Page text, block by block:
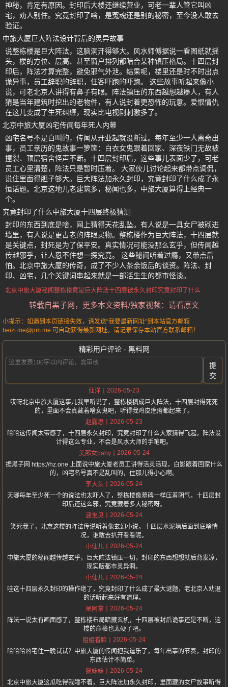
神秘，肯定有原因。封印后大楼还继续营业，可老一辈人管它叫凶
宅，劝人别住。究竟封印了啥，是冤魂还是别的秘密，至今没人敢去
验证。
中旅大厦巨大阵法设计背后的灵异故事
说整栋楼是巨大阵法，这脑洞开得够大。风水师傅据说一看图纸就摇
头，楼的方位、层高、甚至窗户排列都暗合某种镇压格局。十四层封
印后，阵法才算完整，避免邪气外泄。结果呢，楼里还是时不时出点
诡异事，员工辞职的辞职，住客吓跑的吓跑。 这些故事听起来像小
说，可老北京人讲得有鼻子有眼。阵法镇压的东西越想越瘆人，有人
猜是当年建筑时挖出的老物件，有人说封着更恐怖的玩意。爱恨情仇
在这儿变成了生死纠缠，现实比电视剧刺激多了。
北京中旅大厦凶宅传闻每年死人内幕
凶宅名号不是白叫的，传闻从开业起就没断过。每年至少一人离奇出
事，员工亲历的鬼故事一箩筐：白衣女鬼跟着回家、深夜铁门无故被
撞裂、顶层宿舍怪声不断。十四层封印后，这些事儿表面少了，可老
员工心里清楚，阵法只是暂时压着。 大家伙儿讨论起来都带点调侃，
说住里面得胆子够大。巨大阵法加永久封印，究竟封印了什么成了永
恒话题。北京这地儿老建筑多，秘闻也多，中旅大厦算得上经典一
个。
究竟封印了什么中旅大厦十四层终极猜测
封印的东西到底是啥，网上猜得天花乱坠。有人说是一具女尸被砌进
墙里，有人说是更古老的阵眼灵物。整栋楼作为巨大阵法，十四层就
是关键点，封死是为了保平安。真实情况可能没那么玄乎，但传闻越
传越邪乎，让人忍不住想一探究竟。 这些秘闻听着过瘾，又带点后
怕。北京中旅大厦的传奇，成了不少人茶余饭后的谈资。阵法、封
印、凶宅，几个关键词串起来就是一部活生生的都市怪谈。
北京中旅大厦秘闻整栋楼竟是巨大阵法十四层被永久封印究竟封印了什么
转载自黑子网，更多本文资料/独家视频：请看原文
小提示：如遇到本页链接失效，请发送“我要最新网址”到本站官方邮箱
heizi.me@pm.me 可自动获得最新网址。请记录保存本站官方联系邮箱！
精彩用户评论 - 黑料网
提
交
仙洋
2026-05-23
哎呀北京中旅大厦这事儿我早听说了，整栋楼搞成巨大阵法，十四层封得死死
的，里面不会真藏着啥女鬼吧，听得我鸡皮疙瘩都起来了。
赵露思
2026-05-23
哈哈这传闻太带感了，十四层永久封印，究竟封印了什么大家猜得飞起，阵法设
计得这么专业，不会是风水大师的手笔吧。
美邵女baby
2026-05-24
据黑子网 https://hz.one 上面说中旅大厦老员工讲得活灵活现，白影跟着回家什么
的，凶宅名号真不是乱叫的，住那儿得小心啊。
李大头
2026-05-24
天哪每年至少死一个的说法也太吓人了，整栋楼像墓碑一样压着阴气，十四层封
印后还这么邪，究竟藏着多大秘密呀。
涵宝贝
2026-05-24
笑死我了，北京这楼的阵法传说听着像玄幻小说，十四层水泥墙后面到底啥情
况，谁敢去扒开看看呢。
小仙儿
2026-05-24
中旅大厦的秘闻越传越玄乎，巨大阵法镇压一切，封印的东西想想就后背发凉，
现实版都市灵异啊。
小仙儿
2026-05-24
哇这十四层永久封印的操作绝了，究竟封印了什么成了最大谜题，老北京人劝退
的话听起来好有道理。
呆阿拿
2026-05-24
阵法一说太有画面感了，整栋楼布局暗藏玄机，十四层被封后诡事还是不断，这
楼的命格也太硬了吧。
姐姐看脸
2026-05-24
哈哈哈凶宅住一晚试试？中旅大厦的传闻把我逗乐了，每年出事的节奏，封印的
东西估计不简单。
猫妹妹
2026-05-24
北京中旅大厦这瓜吃得我睡不着，巨大阵法加永久封印，里面藏的女尸故事听得